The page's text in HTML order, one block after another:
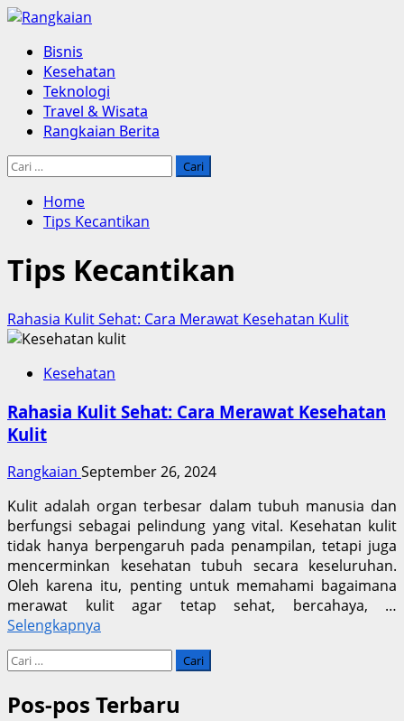
Skip
content
Primary
Menu
Bisnis
Kesehatan
Teknologi
Travel & Wisata
Rangkaian Berita
Cari
Home
Tips Kecantikan
Tips Kecantikan
Rahasia Kulit Sehat: Cara Merawat Kesehatan Kulit
Kesehatan
Rahasia Kulit Sehat: Cara Merawat Kesehatan
Kulit
Rangkaian September 26, 2024
Kulit adalah organ terbesar dalam tubuh manusia dan
berfungsi sebagai pelindung yang vital. Kesehatan kulit
tidak hanya berpengaruh pada penampilan, tetapi juga
mencerminkan kesehatan tubuh secara keseluruhan.
Oleh karena itu, penting untuk memahami bagaimana
merawat kulit agar tetap sehat, bercahaya, …
Selengkapnya
Cari
Pos-pos Terbaru